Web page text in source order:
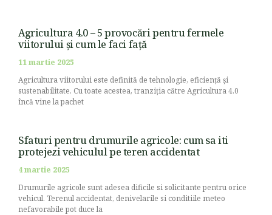
Agricultura 4.0 – 5 provocări pentru fermele
viitorului și cum le faci față
11 martie 2025
Agricultura viitorului este definită de tehnologie, eficiență și
sustenabilitate. Cu toate acestea, tranziția către Agricultura 4.0
încă vine la pachet
Sfaturi pentru drumurile agricole: cum sa iti
protejezi vehiculul pe teren accidentat
4 martie 2025
Drumurile agricole sunt adesea dificile si solicitante pentru orice
vehicul. Terenul accidentat, denivelarile si conditiile meteo
nefavorabile pot duce la